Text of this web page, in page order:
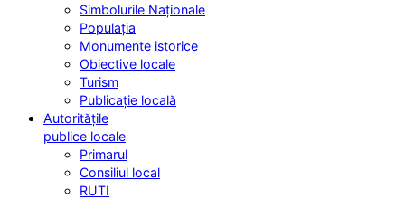
Simbolurile Naționale
Populația
Monumente istorice
Obiective locale
Turism
Publicație locală
Autoritățile
publice locale
Primarul
Consiliul local
RUTI